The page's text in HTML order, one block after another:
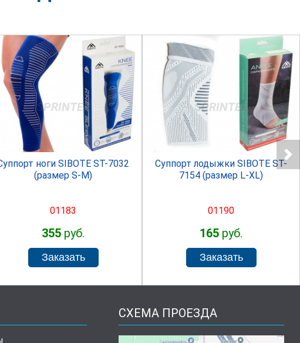
SPRINTER
ноги SIBOTE ST-7032
(размер S-M)
01183
355 руб.
SPRINTER
Суппорт лодыжки SIBOTE ST-
7154 (размер L-XL)
01190
165 руб.
СХЕМА ПРОЕЗДА